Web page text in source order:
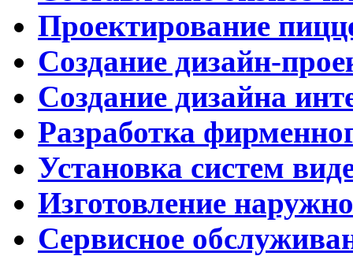
Проектирование
Создание дизайн-
Создание дизайна
Разработка
Установка систем
Изготовление
Сервисное